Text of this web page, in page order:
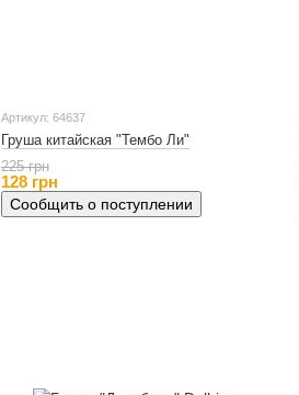
Артикул: 64637
Груша китайская "Тембо Ли"
225 грн
128 грн
Сообщить о поступлении